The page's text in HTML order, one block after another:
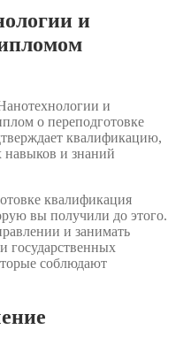
и
и
о переподготовке
квалификацию,
навыков и знаний
квалификация
вы получили до этого.
и занимать
государственных
соблюдают